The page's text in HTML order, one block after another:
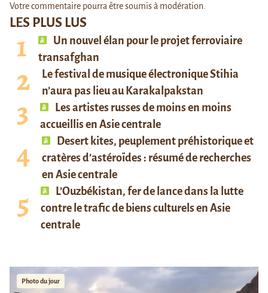
LES PLUS LUS
Un nouvel élan pour le projet ferroviaire
transafghan
Le festival de musique électronique Stihia
n’aura pas lieu au Karakalpakstan
Les artistes russes de moins en moins
accueillis en Asie centrale
Desert kites, peuplement préhistorique et
cratères d’astéroïdes : résumé de recherches
en Asie centrale
L’Ouzbékistan, fer de lance dans la lutte
contre le trafic de biens culturels en Asie
centrale
Photo du jour
Votre commentaire pourra être soumis à modération.